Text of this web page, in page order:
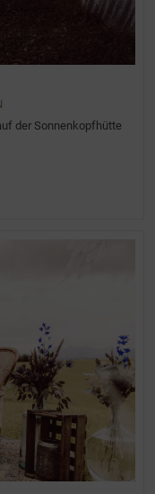
der Sonnenkopfhütte